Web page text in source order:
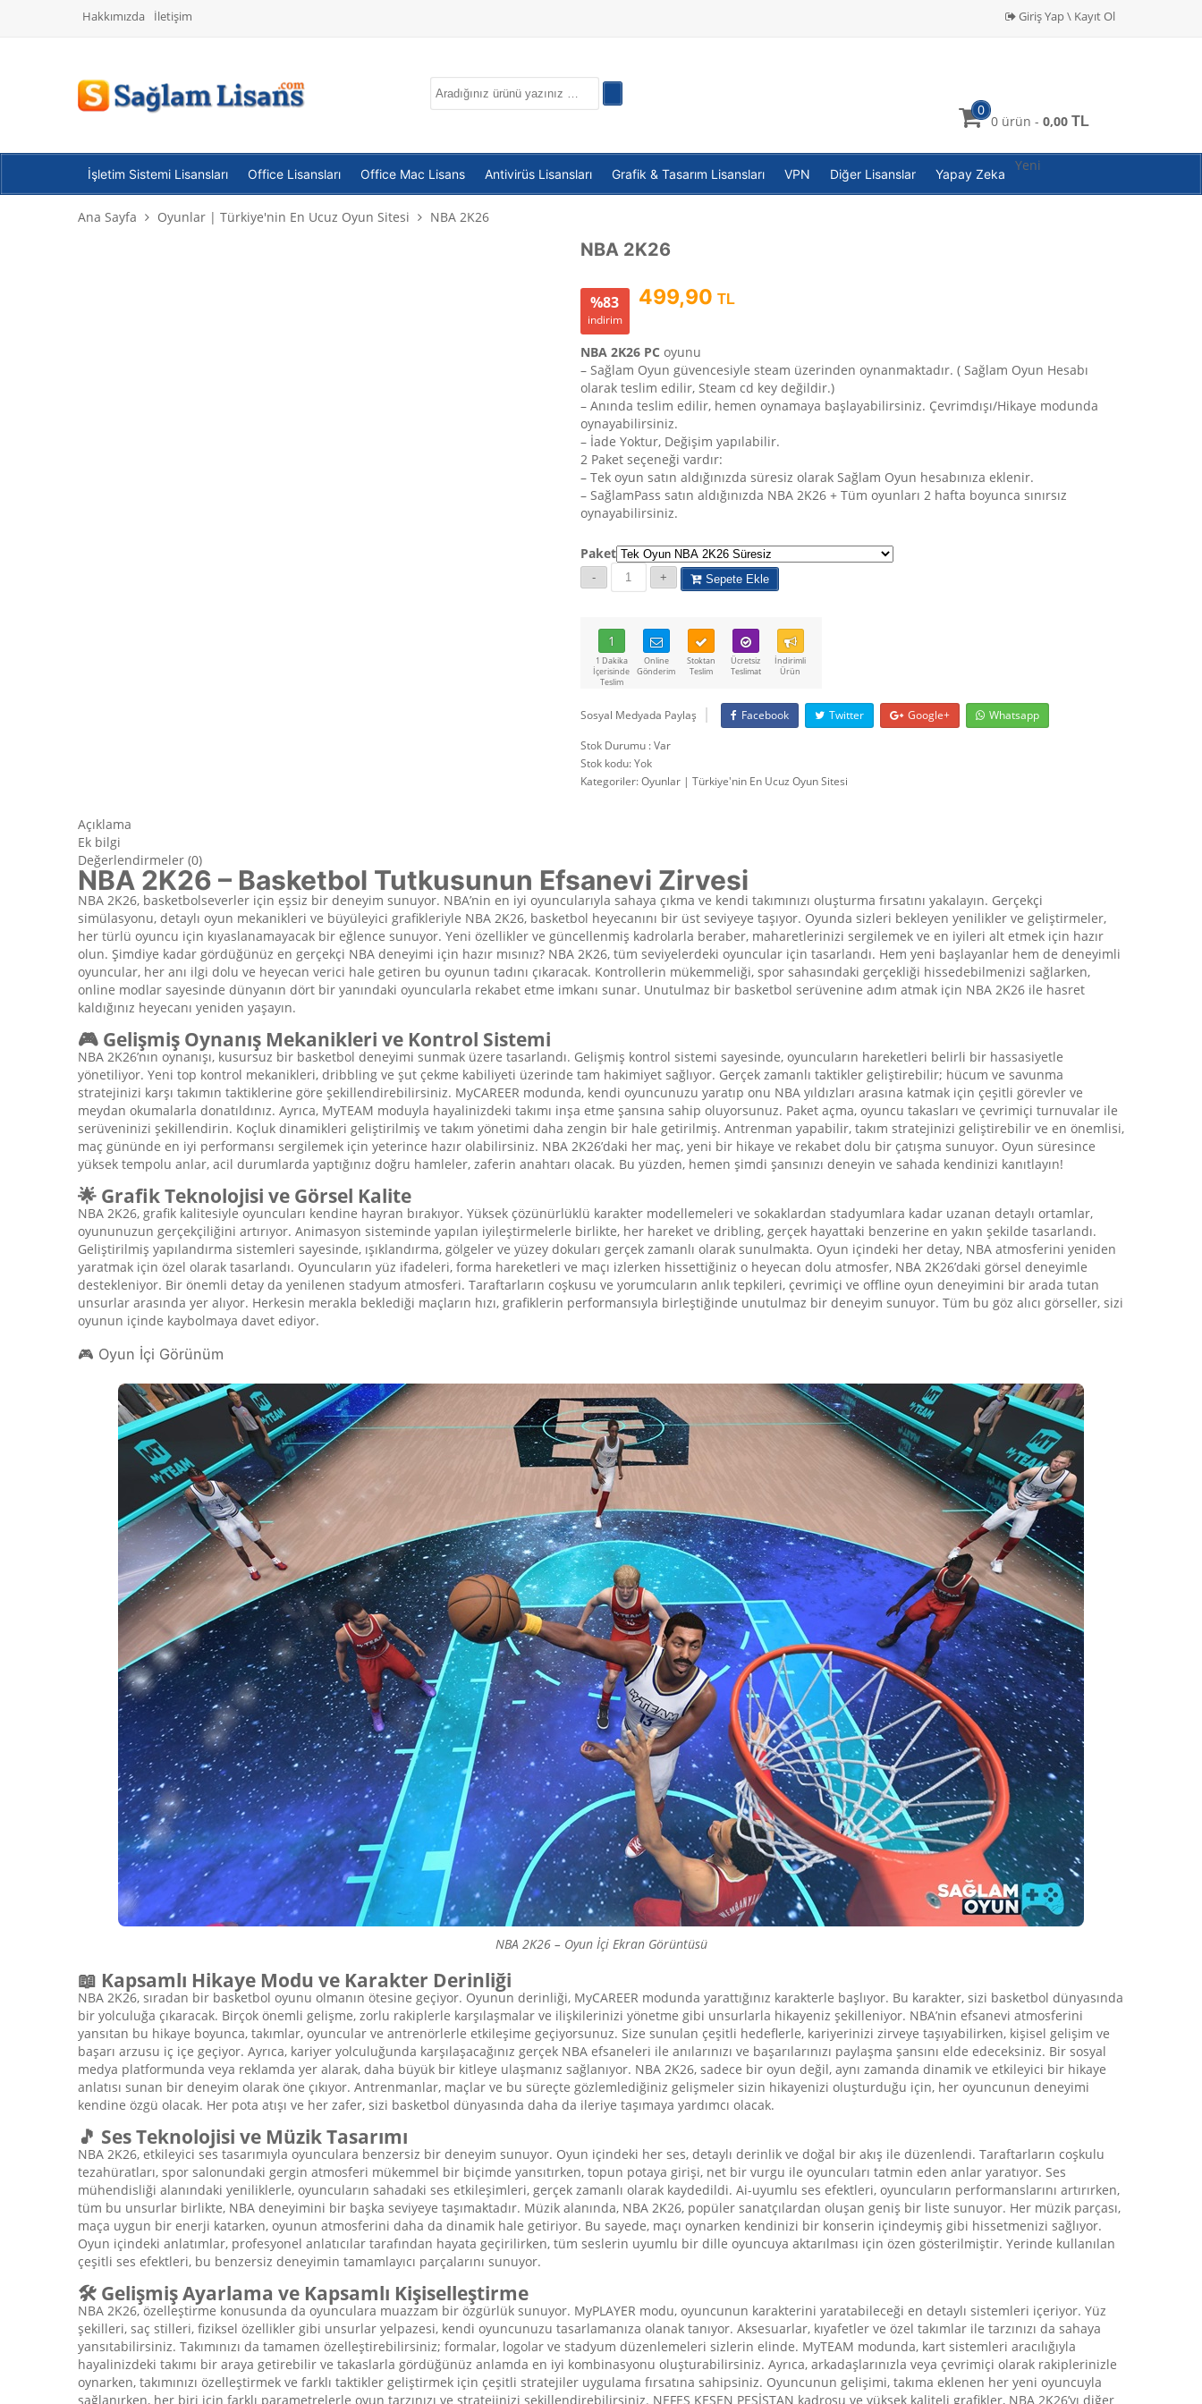
Hakkımızda İletişim Giriş Yap \ Kayıt Ol
0
0 ürün - 0,00 TL
İşletim Sistemi Lisansları Office Lisansları Office Mac Lisans Antivirüs Lisansları Grafik & Tasarım Lisansları VPN Diğer Lisanslar Yapay Zeka
Yeni
Ana Sayfa Oyunlar | Türkiye'nin En Ucuz Oyun Sitesi NBA 2K26
NBA 2K26
%83
indirim
499,90 TL
NBA 2K26 PC oyunu
– Sağlam Oyun güvencesiyle steam üzerinden oynanmaktadır. ( Sağlam Oyun Hesabı
olarak teslim edilir, Steam cd key değildir.)
– Anında teslim edilir, hemen oynamaya başlayabilirsiniz. Çevrimdışı/Hikaye modunda
oynayabilirsiniz.
– İade Yoktur, Değişim yapılabilir.
2 Paket seçeneği vardır:
– Tek oyun satın aldığınızda süresiz olarak Sağlam Oyun hesabınıza eklenir.
– SağlamPass satın aldığınızda NBA 2K26 + Tüm oyunları 2 hafta boyunca sınırsız
oynayabilirsiniz.
Paket
Sepete Ekle
1
1 Dakika
İçerisinde
Teslim
Online
Gönderim
Stoktan
Teslim
Ücretsiz
Teslimat
İndirimli
Ürün
Sosyal Medyada Paylaş Facebook Twitter Google+
Whatsapp
Stok Durumu : Var
Stok kodu:Yok
Kategoriler:Oyunlar | Türkiye'nin En Ucuz Oyun Sitesi
Açıklama
Ek bilgi
Değerlendirmeler (0)
NBA 2K26 – Basketbol Tutkusunun Efsanevi Zirvesi
NBA 2K26, basketbolseverler için eşsiz bir deneyim sunuyor. NBA’nin en iyi oyuncularıyla sahaya çıkma ve kendi takımınızı oluşturma fırsatını yakalayın. Gerçekçi
simülasyonu, detaylı oyun mekanikleri ve büyüleyici grafikleriyle NBA 2K26, basketbol heyecanını bir üst seviyeye taşıyor. Oyunda sizleri bekleyen yenilikler ve geliştirmeler,
her türlü oyuncu için kıyaslanamayacak bir eğlence sunuyor. Yeni özellikler ve güncellenmiş kadrolarla beraber, maharetlerinizi sergilemek ve en iyileri alt etmek için hazır
olun. Şimdiye kadar gördüğünüz en gerçekçi NBA deneyimi için hazır mısınız? NBA 2K26, tüm seviyelerdeki oyuncular için tasarlandı. Hem yeni başlayanlar hem de deneyimli
oyuncular, her anı ilgi dolu ve heyecan verici hale getiren bu oyunun tadını çıkaracak. Kontrollerin mükemmeliği, spor sahasındaki gerçekliği hissedebilmenizi sağlarken,
online modlar sayesinde dünyanın dört bir yanındaki oyuncularla rekabet etme imkanı sunar. Unutulmaz bir basketbol serüvenine adım atmak için NBA 2K26 ile hasret
kaldığınız heyecanı yeniden yaşayın.
🎮 Gelişmiş Oynanış Mekanikleri ve Kontrol Sistemi
NBA 2K26’nın oynanışı, kusursuz bir basketbol deneyimi sunmak üzere tasarlandı. Gelişmiş kontrol sistemi sayesinde, oyuncuların hareketleri belirli bir hassasiyetle
yönetiliyor. Yeni top kontrol mekanikleri, dribbling ve şut çekme kabiliyeti üzerinde tam hakimiyet sağlıyor. Gerçek zamanlı taktikler geliştirebilir; hücum ve savunma
stratejinizi karşı takımın taktiklerine göre şekillendirebilirsiniz. MyCAREER modunda, kendi oyuncunuzu yaratıp onu NBA yıldızları arasına katmak için çeşitli görevler ve
meydan okumalarla donatıldınız. Ayrıca, MyTEAM moduyla hayalinizdeki takımı inşa etme şansına sahip oluyorsunuz. Paket açma, oyuncu takasları ve çevrimiçi turnuvalar ile
serüveninizi şekillendirin. Koçluk dinamikleri geliştirilmiş ve takım yönetimi daha zengin bir hale getirilmiş. Antrenman yapabilir, takım stratejinizi geliştirebilir ve en önemlisi,
maç gününde en iyi performansı sergilemek için yeterince hazır olabilirsiniz. NBA 2K26’daki her maç, yeni bir hikaye ve rekabet dolu bir çatışma sunuyor. Oyun süresince
yüksek tempolu anlar, acil durumlarda yaptığınız doğru hamleler, zaferin anahtarı olacak. Bu yüzden, hemen şimdi şansınızı deneyin ve sahada kendinizi kanıtlayın!
🌟 Grafik Teknolojisi ve Görsel Kalite
NBA 2K26, grafik kalitesiyle oyuncuları kendine hayran bırakıyor. Yüksek çözünürlüklü karakter modellemeleri ve sokaklardan stadyumlara kadar uzanan detaylı ortamlar,
oyununuzun gerçekçiliğini artırıyor. Animasyon sisteminde yapılan iyileştirmelerle birlikte, her hareket ve dribling, gerçek hayattaki benzerine en yakın şekilde tasarlandı.
Geliştirilmiş yapılandırma sistemleri sayesinde, ışıklandırma, gölgeler ve yüzey dokuları gerçek zamanlı olarak sunulmakta. Oyun içindeki her detay, NBA atmosferini yeniden
yaratmak için özel olarak tasarlandı. Oyuncuların yüz ifadeleri, forma hareketleri ve maçı izlerken hissettiğiniz o heyecan dolu atmosfer, NBA 2K26’daki görsel deneyimle
destekleniyor. Bir önemli detay da yenilenen stadyum atmosferi. Taraftarların coşkusu ve yorumcuların anlık tepkileri, çevrimiçi ve offline oyun deneyimini bir arada tutan
unsurlar arasında yer alıyor. Herkesin merakla beklediği maçların hızı, grafiklerin performansıyla birleştiğinde unutulmaz bir deneyim sunuyor. Tüm bu göz alıcı görseller, sizi
oyunun içinde kaybolmaya davet ediyor.
🎮 Oyun İçi Görünüm
NBA 2K26 – Oyun İçi Ekran Görüntüsü
📖 Kapsamlı Hikaye Modu ve Karakter Derinliği
NBA 2K26, sıradan bir basketbol oyunu olmanın ötesine geçiyor. Oyunun derinliği, MyCAREER modunda yarattığınız karakterle başlıyor. Bu karakter, sizi basketbol dünyasında
bir yolculuğa çıkaracak. Birçok önemli gelişme, zorlu rakiplerle karşılaşmalar ve ilişkilerinizi yönetme gibi unsurlarla hikayeniz şekilleniyor. NBA’nin efsanevi atmosferini
yansıtan bu hikaye boyunca, takımlar, oyuncular ve antrenörlerle etkileşime geçiyorsunuz. Size sunulan çeşitli hedeflerle, kariyerinizi zirveye taşıyabilirken, kişisel gelişim ve
başarı arzusu iç içe geçiyor. Ayrıca, kariyer yolculuğunda karşılaşacağınız gerçek NBA efsaneleri ile anılarınızı ve başarılarınızı paylaşma şansını elde edeceksiniz. Bir sosyal
medya platformunda veya reklamda yer alarak, daha büyük bir kitleye ulaşmanız sağlanıyor. NBA 2K26, sadece bir oyun değil, aynı zamanda dinamik ve etkileyici bir hikaye
anlatısı sunan bir deneyim olarak öne çıkıyor. Antrenmanlar, maçlar ve bu süreçte gözlemlediğiniz gelişmeler sizin hikayenizi oluşturduğu için, her oyuncunun deneyimi
kendine özgü olacak. Her pota atışı ve her zafer, sizi basketbol dünyasında daha da ileriye taşımaya yardımcı olacak.
🎵 Ses Teknolojisi ve Müzik Tasarımı
NBA 2K26, etkileyici ses tasarımıyla oyunculara benzersiz bir deneyim sunuyor. Oyun içindeki her ses, detaylı derinlik ve doğal bir akış ile düzenlendi. Taraftarların coşkulu
tezahüratları, spor salonundaki gergin atmosferi mükemmel bir biçimde yansıtırken, topun potaya girişi, net bir vurgu ile oyuncuları tatmin eden anlar yaratıyor. Ses
mühendisliği alanındaki yeniliklerle, oyuncuların sahadaki ses etkileşimleri, gerçek zamanlı olarak kaydedildi. Ai-uyumlu ses efektleri, oyuncuların performanslarını artırırken,
tüm bu unsurlar birlikte, NBA deneyimini bir başka seviyeye taşımaktadır. Müzik alanında, NBA 2K26, popüler sanatçılardan oluşan geniş bir liste sunuyor. Her müzik parçası,
maça uygun bir enerji katarken, oyunun atmosferini daha da dinamik hale getiriyor. Bu sayede, maçı oynarken kendinizi bir konserin içindeymiş gibi hissetmenizi sağlıyor.
Oyun içindeki anlatımlar, profesyonel anlatıcılar tarafından hayata geçirilirken, tüm seslerin uyumlu bir dille oyuncuya aktarılması için özen gösterilmiştir. Yerinde kullanılan
çeşitli ses efektleri, bu benzersiz deneyimin tamamlayıcı parçalarını sunuyor.
🛠️ Gelişmiş Ayarlama ve Kapsamlı Kişiselleştirme
NBA 2K26, özelleştirme konusunda da oyunculara muazzam bir özgürlük sunuyor. MyPLAYER modu, oyuncunun karakterini yaratabileceği en detaylı sistemleri içeriyor. Yüz
şekilleri, saç stilleri, fiziksel özellikler gibi unsurlar yelpazesi, kendi oyuncunuzu tasarlamanıza olanak tanıyor. Aksesuarlar, kıyafetler ve özel takımlar ile tarzınızı da sahaya
yansıtabilirsiniz. Takımınızı da tamamen özelleştirebilirsiniz; formalar, logolar ve stadyum düzenlemeleri sizlerin elinde. MyTEAM modunda, kart sistemleri aracılığıyla
hayalinizdeki takımı bir araya getirebilir ve takaslarla gördüğünüz anlamda en iyi kombinasyonu oluşturabilirsiniz. Ayrıca, arkadaşlarınızla veya çevrimiçi olarak rakiplerinizle
oynarken, takımınızı özelleştirmek ve farklı taktikler geliştirmek için çeşitli stratejiler uygulama fırsatına sahipsiniz. Oyuncunun gelişimi, takıma eklenen her yeni oyuncuyla
sağlanırken, her biri için farklı parametrelerle oyun tarzınızı ve stratejinizi şekillendirebilirsiniz. NEFES KESEN PESİSTAN kadrosu ve yüksek kaliteli grafikler, NBA 2K26’yı diğer